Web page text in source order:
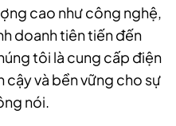
cao như công nghệ,
doanh tiên tiến đến
tôi là cung cấp điện
cậy và bền vững cho sự
nói.